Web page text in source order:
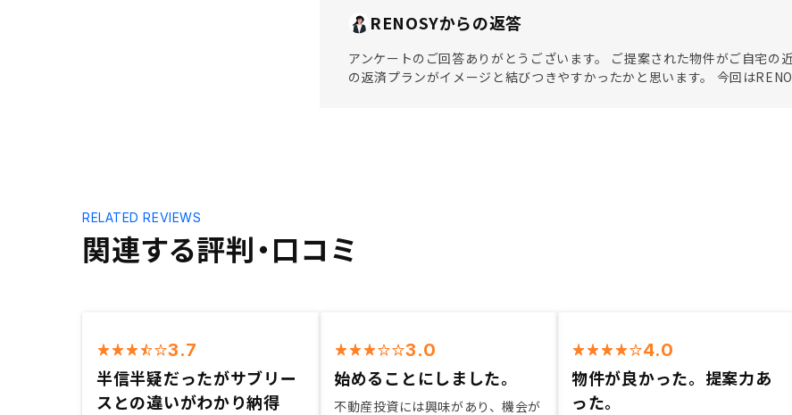
RENOSYからの返答
アンケートのご回答ありがとうございます。 ご提案された物件がご自宅の
の返済プランがイメージと結びつきやすかったかと思います。 今回は
関連する評判・口コミ
RELATED REVIEWS
3.7
半信半疑だったがサブリー
スとの違いがわかり納得
3.0
始めることにしました。
不動産投資には興味があり、機会が
4.0
物件が良かった。提案力あ
った。